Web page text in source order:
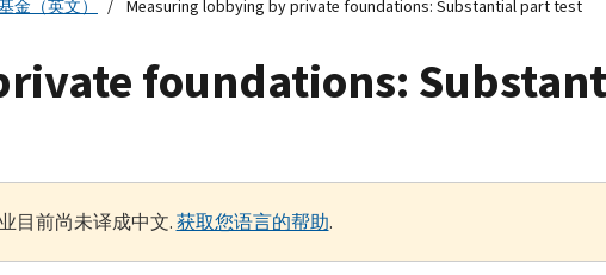
金（英文） Measuring lobbying by private foundations: Substantial part test
foundations:
目前尚未译成中文.获取您语言的帮助.